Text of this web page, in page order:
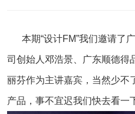
本期“设计FM”我们邀请了
司 创始人邓浩景 广东顺德得
丽芬作为主讲嘉宾，当然少不
产品，事不宜迟我们快去看一